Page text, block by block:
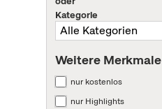
Kategorie
Weitere Merkmale
nur kostenlos
nur Highlights